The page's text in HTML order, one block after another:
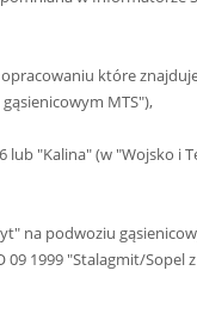
które
MTS"),
lub "Kalina" (w "Wojsko i
na podwoziu
1999 "Stalagmit/Sopel